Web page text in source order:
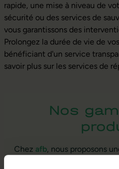
rapide, une mise à niveau de
sécurité ou des services de
vous garantissons des
Prolongez la durée de vie de
bénéficiant d'un service
savoir plus sur les services de
Nos
Chez afb, nous proposons
reconditionné,